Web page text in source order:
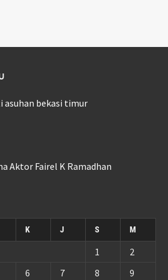
asuhan bekasi timur
Aktor Fairel K Ramadhan
K J S M
1
2
6 7 8
9